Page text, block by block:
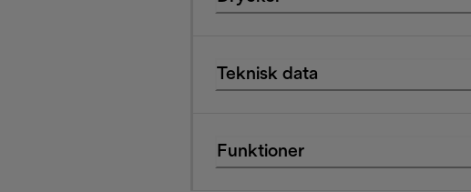
Teknisk data
Funktioner